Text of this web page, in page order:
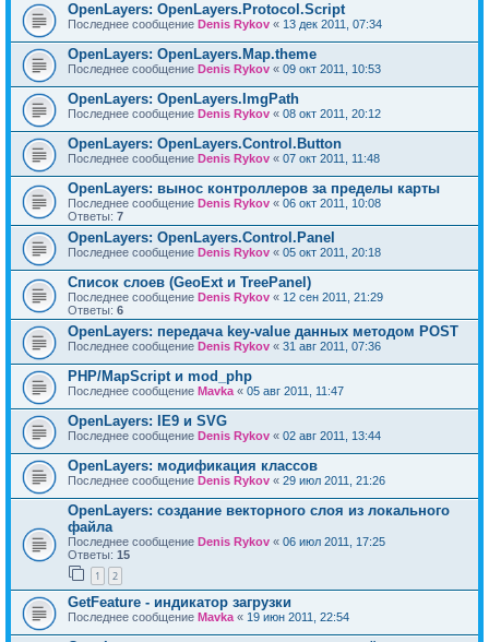
OpenLayers: OpenLayers.Protocol.Script
Последнее сообщение Denis Rykov « 13 дек 2011, 07:34
OpenLayers: OpenLayers.Map.theme
Последнее сообщение Denis Rykov « 09 окт 2011, 10:53
OpenLayers: OpenLayers.ImgPath
Последнее сообщение Denis Rykov « 08 окт 2011, 20:12
OpenLayers: OpenLayers.Control.Button
Последнее сообщение Denis Rykov « 07 окт 2011, 11:48
OpenLayers: вынос контроллеров за пределы карты
Последнее сообщение Denis Rykov « 06 окт 2011, 10:08
Ответы: 7
OpenLayers: OpenLayers.Control.Panel
Последнее сообщение Denis Rykov « 05 окт 2011, 20:18
Список слоев (GeoExt и TreePanel)
Последнее сообщение Denis Rykov « 12 сен 2011, 21:29
Ответы: 6
OpenLayers: передача key-value данных методом POST
Последнее сообщение Denis Rykov « 31 авг 2011, 07:36
PHP/MapScript и mod_php
Последнее сообщение Mavka « 05 авг 2011, 11:47
OpenLayers: IE9 и SVG
Последнее сообщение Denis Rykov « 02 авг 2011, 13:44
OpenLayers: модификация классов
Последнее сообщение Denis Rykov « 29 июл 2011, 21:26
OpenLayers: создание векторного слоя из локального
файла
Последнее сообщение Denis Rykov « 06 июл 2011, 17:25
Ответы: 15
1 2
GetFeature - индикатор загрузки
Последнее сообщение Mavka « 19 июн 2011, 22:54